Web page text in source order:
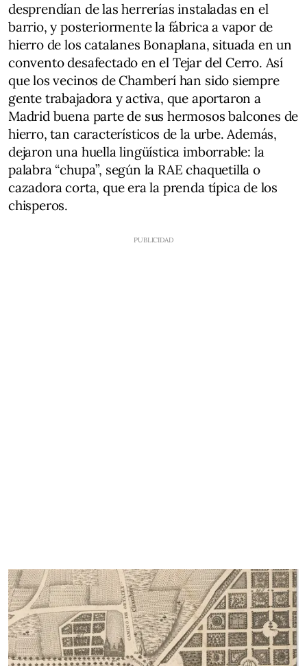
desprendían de las herrerías instaladas en el
barrio, y posteriormente la fábrica a vapor de
hierro de los catalanes Bonaplana, situada en un
convento desafectado en el Tejar del Cerro. Así
que los vecinos de Chamberí han sido siempre
gente trabajadora y activa, que aportaron a
Madrid buena parte de sus hermosos balcones de
hierro, tan característicos de la urbe. Además,
dejaron una huella lingüística imborrable: la
palabra “chupa”, según la RAE chaquetilla o
cazadora corta, que era la prenda típica de los
chisperos.